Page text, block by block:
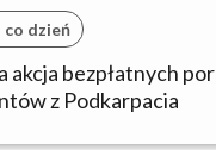
co dzień
akcja bezpłatnych
z Podkarpacia